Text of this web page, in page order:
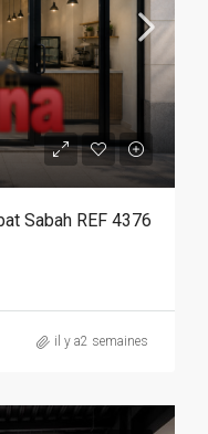
Sabah REF 4376
il y a2 semaines